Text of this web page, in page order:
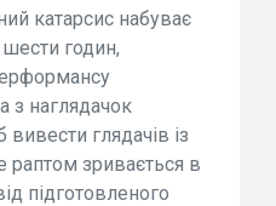
катарсис набуває
годин,
з наглядачок
глядачів із
раптом зривається в
підготовленого